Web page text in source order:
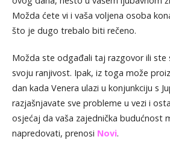
Možda ćete vi i vaša voljena osoba
što je dugo trebalo biti rečeno.
Možda ste odgađali taj razgovor ili ste
svoju ranjivost. Ipak, iz toga može
dan kada Venera ulazi u konjunkciju s
razjašnjavate sve probleme u vezi i
osjećaj da vaša zajednička budućnost
napredovati, prenosi Novi.